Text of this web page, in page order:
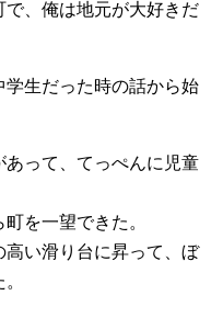
、俺は地元が大好きだ
学生だった時の話から始
って、てっぺんに児童
を一望できた。
い滑り台に昇って、ぼ